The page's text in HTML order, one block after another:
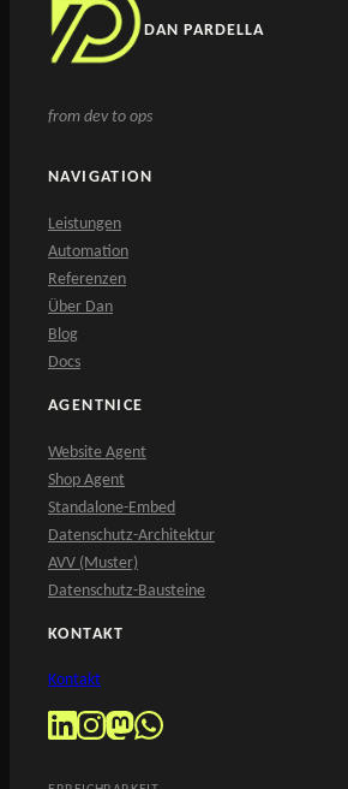
DAN PARDELLA
from dev to ops
NAVIGATION
Leistungen
Automation
Referenzen
Über Dan
Blog
Docs
AGENTNICE
Website Agent
Shop Agent
Standalone-Embed
Datenschutz-Architektur
AVV (Muster)
Datenschutz-Bausteine
KONTAKT
Kontakt